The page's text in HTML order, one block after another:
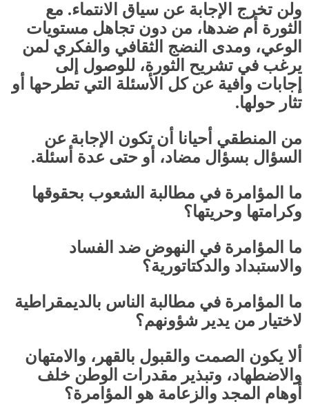
ولن تخرج الإجابة عن سياق الانتماء. مع
الثورة أم ضدها، من دون تجاهل مستويات
الوعي، ومدى النضج الثقافي والفكري لمن
يرغب في تشريح الثورة، للوصول إلى
إجابات وافية عن كل الأسئلة التي تطرحها أو
تثار حولها.
من المنطقي أحيانا أن تكون الإجابة عن
السؤال بسؤال مضاد، أو حتى عدة أسئلة.
ما المؤامرة في مطالبة الشعوب بحقوقها
وكرامتها وحريتها؟
ما المؤامرة في النهوض ضد الفساد
والاستبداد والدكتاتورية؟
ما المؤامرة في مطالبة الناس بالديمقراطية
لاختيار من يدير شؤونهم؟
ألا يكون الصمت والقبول بالقهر، والامتهان
والاضطهاد، وتبذير مقدرات الوطن خلف
أوهام المجد والزعامة هو المؤامرة؟